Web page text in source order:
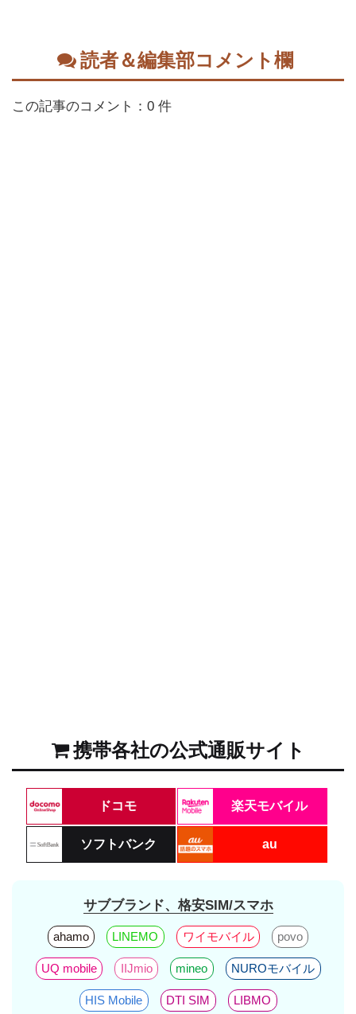
読者＆編集部コメント欄
この記事のコメント：0 件
携帯各社の公式通販サイト
ドコモ 楽天モバイル
ソフトバンク au
サブブランド、格安SIM/スマホ
ahamo LINEMO ワイモバイル povo
UQ mobile IIJmio mineo NUROモバイル
HIS Mobile DTI SIM LIBMO